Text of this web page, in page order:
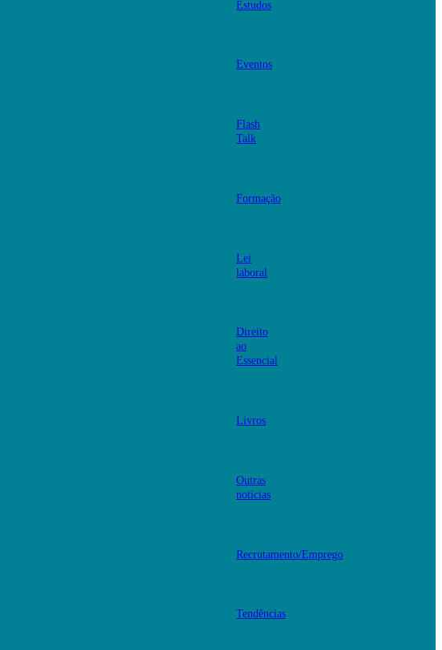
Estudos
Eventos
Flash
Talk
Formação
Lei
laboral
Direito
ao
Essencial
Livros
Outras
notícias
Recrutamento/Emprego
Tendências